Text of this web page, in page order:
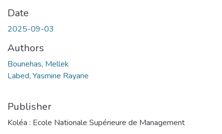
Date
2025-09-03
Authors
Bounehas, Mellek
Labed, Yasmine Rayane
Publisher
Koléa : Ecole Nationale Supérieure de Management